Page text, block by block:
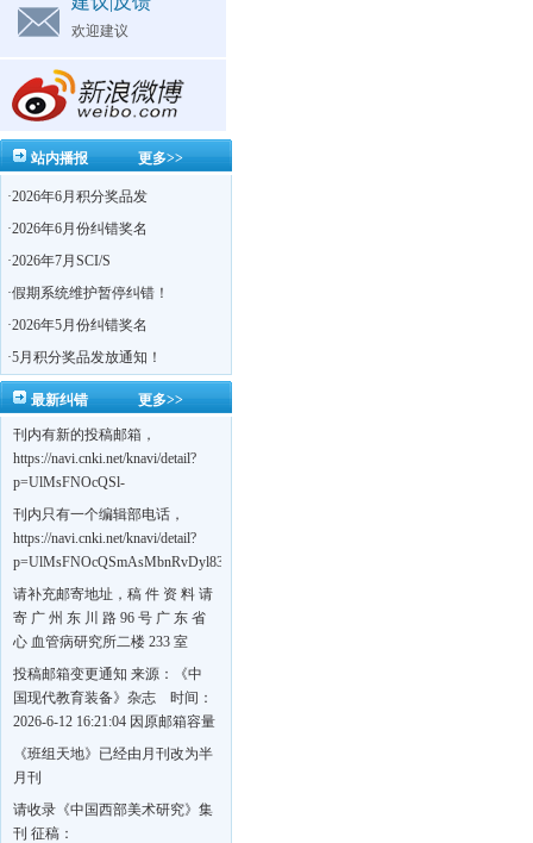
欢迎建议
更多>>
站内播报
·2026年6月积分奖品发
·2026年6月份纠错奖名
·2026年7月SCI/S
·假期系统维护暂停纠错！
·2026年5月份纠错奖名
·5月积分奖品发放通知！
更多>>
最新纠错
刊内有新的投稿邮箱，
https://navi.cnki.net/knavi/detail?
p=UlMsFNOcQSl-
刊内只有一个编辑部电话，
https://navi.cnki.net/knavi/detail?
p=UlMsFNOcQSmAsMbnRvDyl83fGGu5dcrBYtF-
w7VFJdSWT5tem1RQ5W2sC5HRG-
S8mH75DuljrTVfVeoXxT4L0b-
Yrk7HaGd7C2w5FD7nrnLRR5Q57zsTTQ==&uniplatform=NZKPT&language=CHS
请补充邮寄地址，稿 件 资 料 请
寄 广 州 东 川 路 96 号 广 东 省
心 血管病研究所二楼 233 室
《岭南心血管病杂志》编辑部
收，
https://navi.cnki.net/knavi/detail?
BMxk-
109PkA==&uniplatform=NZKPT&language=CHS
投稿邮箱变更通知 来源：《中
国现代教育装备》杂志 时间：
2026-6-12 16:21:04 因原邮箱容量
有限，自即日起停止使用，我刊
投稿邮箱变更为 高教投稿邮
邮箱：bedu@cmee.net.cn
《班组天地》已经由月刊改为半
月刊
请收录《中国西部美术研究》集
刊 征稿：